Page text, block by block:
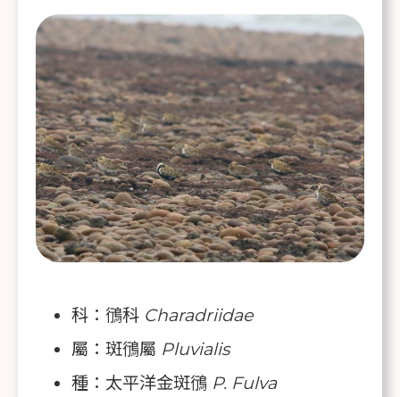
科：鴴科 Charadriidae
屬：斑鴴屬 Pluvialis
種：太平洋金斑鴴 P. Fulva